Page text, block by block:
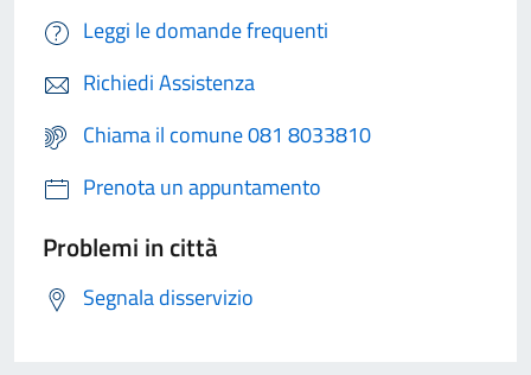
Leggi le domande frequenti
Richiedi Assistenza
Chiama il comune 081 8033810
Prenota un appuntamento
Problemi in città
Segnala disservizio